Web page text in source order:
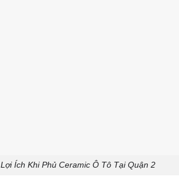
Lợi Ích Khi Phủ Ceramic Ô Tô Tại Quận 2